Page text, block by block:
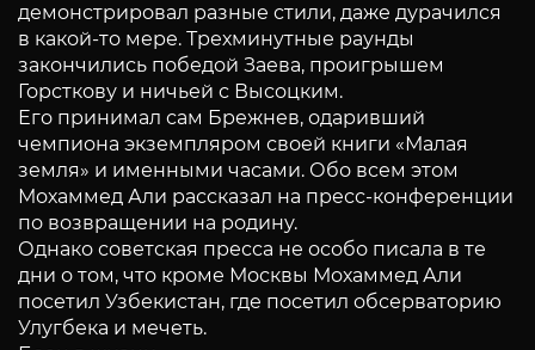
демонстрировал разные стили, даже дурачился
в какой-то мере. Трехминутные раунды
закончились победой Заева, проигрышем
Горсткову и ничьей с Высоцким.
Его принимал сам Брежнев, одаривший
чемпиона экземпляром своей книги «Малая
земля» и именными часами. Обо всем этом
Мохаммед Али рассказал на пресс-конференции
по возвращении на родину.
Однако советская пресса не особо писала в те
дни о том, что кроме Москвы Мохаммед Али
посетил Узбекистан, где посетил обсерваторию
Улугбека и мечеть.